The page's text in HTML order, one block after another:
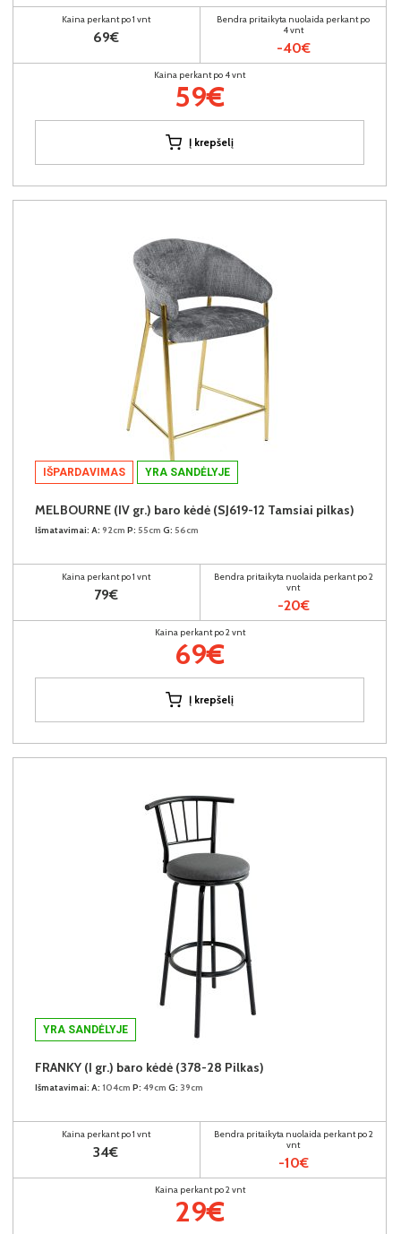
Kaina perkant po 1 vnt
69€
Bendra pritaikyta nuolaida perkant po
4 vnt
-40€
Kaina perkant po 4 vnt
59€
Į krepšelį
IŠPARDAVIMAS YRA SANDĖLYJE
MELBOURNE (IV gr.) baro kėdė (SJ619-12 Tamsiai pilkas)
Išmatavimai: A: 92cm P: 55cm G: 56cm
Kaina perkant po 1 vnt
79€
Bendra pritaikyta nuolaida perkant po 2
vnt
-20€
Kaina perkant po 2 vnt
69€
Į krepšelį
YRA SANDĖLYJE
FRANKY (I gr.) baro kėdė (378-28 Pilkas)
Išmatavimai: A: 104cm P: 49cm G: 39cm
Kaina perkant po 1 vnt
34€
Bendra pritaikyta nuolaida perkant po 2
vnt
-10€
Kaina perkant po 2 vnt
29€